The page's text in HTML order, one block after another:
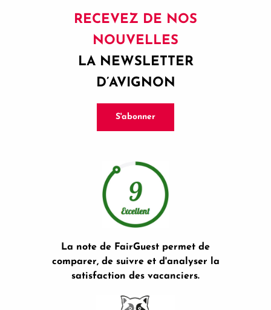
RECEVEZ DE NOS
NOUVELLES
LA NEWSLETTER
D’AVIGNON
S'abonner
La note de FairGuest permet de
comparer, de suivre et d'analyser la
satisfaction des vacanciers.